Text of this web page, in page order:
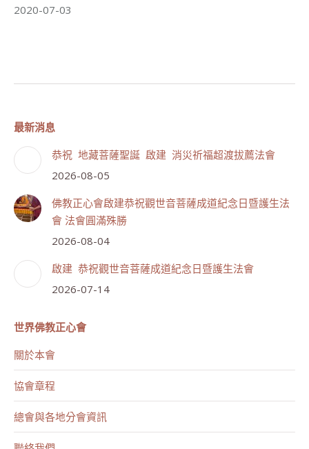
2020-07-03
最新消息
恭祝 地藏菩薩聖誕 啟建 消災祈福超渡拔薦法會
2026-08-05
佛教正心會啟建恭祝觀世音菩薩成道紀念日暨護生法
會 法會圓滿殊勝
2026-08-04
啟建 恭祝觀世音菩薩成道紀念日暨護生法會
2026-07-14
世界佛教正心會
關於本會
協會章程
總會與各地分會資訊